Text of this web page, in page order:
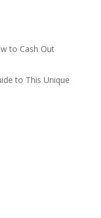
to Cash Out
to This Unique